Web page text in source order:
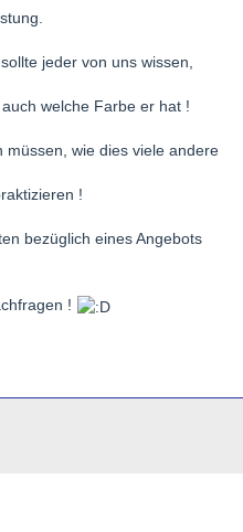
jeder von uns wissen,
welche Farbe er hat !
müssen, wie dies viele andere
!
bezüglich eines Angebots
!